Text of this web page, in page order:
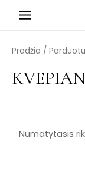
Main
Pradžia /